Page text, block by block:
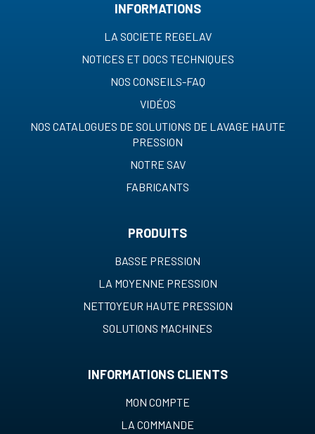
INFORMATIONS
LA SOCIETE REGELAV
NOTICES ET DOCS TECHNIQUES
NOS CONSEILS-FAQ
VIDÉOS
NOS CATALOGUES DE SOLUTIONS DE LAVAGE HAUTE
PRESSION
NOTRE SAV
FABRICANTS
PRODUITS
BASSE PRESSION
LA MOYENNE PRESSION
NETTOYEUR HAUTE PRESSION
SOLUTIONS MACHINES
INFORMATIONS CLIENTS
MON COMPTE
LA COMMANDE